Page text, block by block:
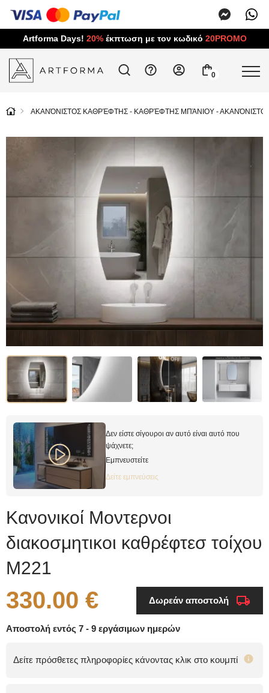
Artforma Days! 20%έκπτωση με τον κωδικό 20PROMO
0
ΑΚΑΝΌΝΙΣΤΟΣ ΚΑΘΡΈΦΤΗΣ - ΚΑΘΡΈΦΤΗΣ ΜΠΆΝΙΟΥ -
Δεν είστε σίγουροι αν αυτό είναι αυτό που
ψάχνετε;
Εμπνευστείτε
Δείτε εμπνεύσεις
Κανονικοί Μοντερνοι
διακοσμητικοι καθρέφτεσ τοίχου
M221
330.00 € Δωρεάν αποστολή
Αποστολή εντός 7 - 9 εργάσιμων ημερών
Δείτε πρόσθετες πληροφορίες κάνοντας κλικ στο κουμπί